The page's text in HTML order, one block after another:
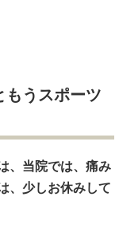
うスポーツ
、当院では、痛み
、少しお休みして